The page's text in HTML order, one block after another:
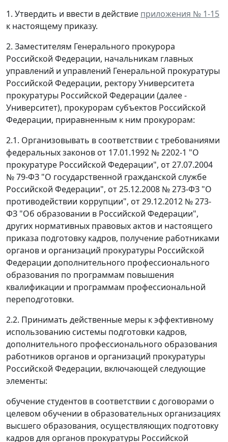
1. Утвердить и ввести в действие приложения № 1-15
к настоящему приказу.
2. Заместителям Генерального прокурора
Российской Федерации, начальникам главных
управлений и управлений Генеральной прокуратуры
Российской Федерации, ректору Университета
прокуратуры Российской Федерации (далее -
Университет), прокурорам субъектов Российской
Федерации, приравненным к ним прокурорам:
2.1. Организовывать в соответствии с требованиями
федеральных законов от 17.01.1992 № 2202-1 "О
прокуратуре Российской Федерации", от 27.07.2004
№ 79-ФЗ "О государственной гражданской службе
Российской Федерации", от 25.12.2008 № 273-ФЗ "О
противодействии коррупции", от 29.12.2012 № 273-
ФЗ "Об образовании в Российской Федерации",
других нормативных правовых актов и настоящего
приказа подготовку кадров, получение работниками
органов и организаций прокуратуры Российской
Федерации дополнительного профессионального
образования по программам повышения
квалификации и программам профессиональной
переподготовки.
2.2. Принимать действенные меры к эффективному
использованию системы подготовки кадров,
дополнительного профессионального образования
работников органов и организаций прокуратуры
Российской Федерации, включающей следующие
элементы:
обучение студентов в соответствии с договорами о
целевом обучении в образовательных организациях
высшего образования, осуществляющих подготовку
кадров для органов прокуратуры Российской